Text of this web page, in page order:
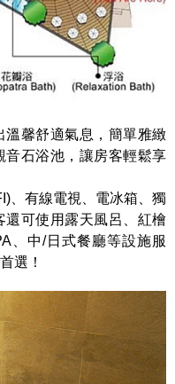
馨舒適氣息，簡單雅緻
石浴池，讓房客輕鬆享
、有線電視、電冰箱、獨
還可使用露天風呂、紅檜
、中/日式餐廳等設施服
選！